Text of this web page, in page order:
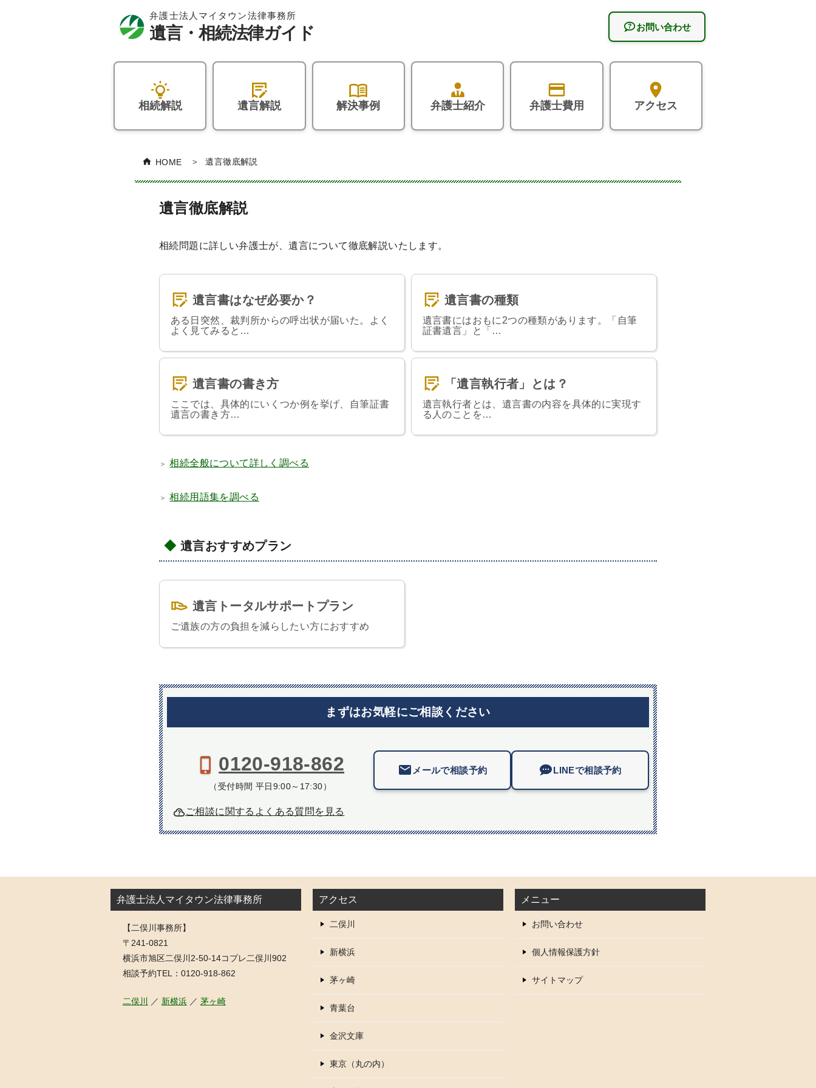
お問い合わせ
相続解説 遺言解説 解決事例 弁護士紹介 弁護士費用 アクセス
HOME 遺言徹底解説
遺言徹底解説
相続問題に詳しい弁護士が、遺言について徹底解説いたします。
遺言書はなぜ必要か？
ある日突然、裁判所からの呼出状が届いた。よく
よく見てみると…
遺言書の種類
遺言書にはおもに2つの種類があります。「自筆
証書遺言」と「…
遺言書の書き方
ここでは、具体的にいくつか例を挙げ、自筆証書
遺言の書き方…
「遺言執行者」とは？
遺言執行者とは、遺言書の内容を具体的に実現す
る人のことを…
相続全般について詳しく調べる
相続用語集を調べる
遺言おすすめプラン
遺言トータルサポートプラン
ご遺族の方の負担を減らしたい方におすすめ
まずはお気軽にご相談ください
0120-918-862
（受付時間 平日9:00～17:30）
メールで相談予約 LINEで相談予約
ご相談に関するよくある質問を見る
弁護士法人マイタウン法律事務所
【二俣川事務所】
〒241-0821
横浜市旭区二俣川2-50-14コプレ二俣川902
相談予約TEL：0120-918-862
二俣川 ／ 新横浜 ／ 茅ヶ崎
アクセス
二俣川
新横浜
茅ヶ崎
青葉台
金沢文庫
東京（丸の内）
メニュー
お問い合わせ
個人情報保護方針
サイトマップ